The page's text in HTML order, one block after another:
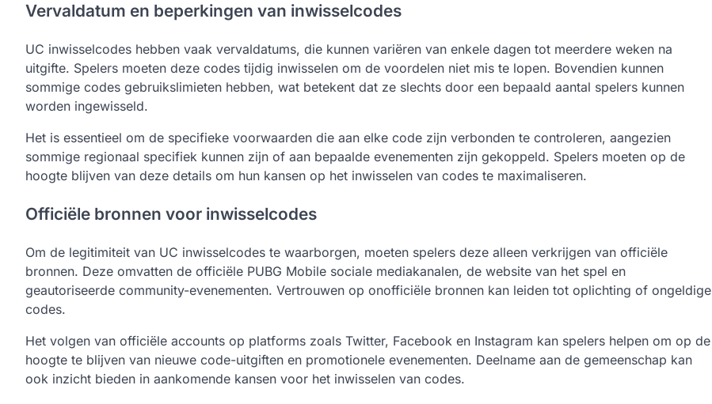
Vervaldatum en beperkingen van inwisselcodes
UC inwisselcodes hebben vaak vervaldatums, die kunnen variëren van enkele dagen tot meerdere weken na
uitgifte. Spelers moeten deze codes tijdig inwisselen om de voordelen niet mis te lopen. Bovendien kunnen
sommige codes gebruikslimieten hebben, wat betekent dat ze slechts door een bepaald aantal spelers kunnen
worden ingewisseld.
Het is essentieel om de specifieke voorwaarden die aan elke code zijn verbonden te controleren, aangezien
sommige regionaal specifiek kunnen zijn of aan bepaalde evenementen zijn gekoppeld. Spelers moeten op de
hoogte blijven van deze details om hun kansen op het inwisselen van codes te maximaliseren.
Officiële bronnen voor inwisselcodes
Om de legitimiteit van UC inwisselcodes te waarborgen, moeten spelers deze alleen verkrijgen van officiële
bronnen. Deze omvatten de officiële PUBG Mobile sociale mediakanalen, de website van het spel en
geautoriseerde community-evenementen. Vertrouwen op onofficiële bronnen kan leiden tot oplichting of ongeldige
codes.
Het volgen van officiële accounts op platforms zoals Twitter, Facebook en Instagram kan spelers helpen om op de
hoogte te blijven van nieuwe code-uitgiften en promotionele evenementen. Deelname aan de gemeenschap kan
ook inzicht bieden in aankomende kansen voor het inwisselen van codes.